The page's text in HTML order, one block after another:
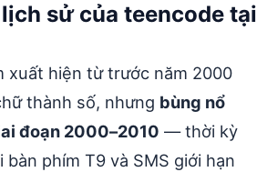
sử của teencode tại
xuất hiện từ trước năm 2000
thành số, nhưng bùng nổ
đoạn 2000–2010 — thời kỳ
phím T9 và SMS giới hạn